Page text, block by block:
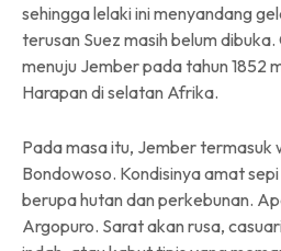
sehingga lelaki ini menyandang
terusan Suez masih belum
menuju Jember pada tahun 1852
Harapan di selatan Afrika.
Pada masa itu, Jember termasuk
Bondowoso. Kondisinya amat
berupa hutan dan perkebunan.
Argopuro. Sarat akan rusa,